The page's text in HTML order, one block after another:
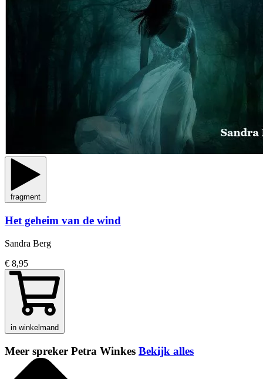
fragment
Het geheim van de wind
Sandra Berg
€ 8,95
in winkelmand
Meer spreker Petra Winkes Bekijk alles